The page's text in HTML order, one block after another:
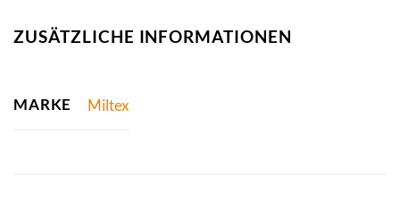
ZUSÄTZLICHE INFORMATIONEN
MARKE Miltex